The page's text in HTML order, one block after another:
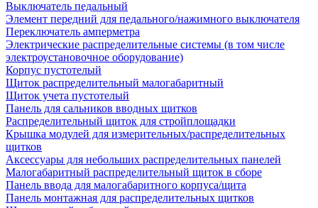
Выключатель педальный
Элемент передний для педального/нажимного выключателя
Переключатель амперметра
Электрические распределительные системы (в том числе
электроустановочное оборудование)
Корпус пустотелый
Щиток распределительный малогабаритный
Щиток учета пустотелый
Панель для сальников вводных щитков
Распределительный щиток для стройплощадки
Крышка модулей для измерительных/распределительных
щитков
Аксессуары для небольших распределительных панелей
Малогабаритный распределительный щиток в сборе
Панель ввода для малогабаритного корпуса/щита
Панель монтажная для распределительных щитков